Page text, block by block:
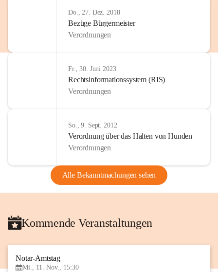
Do., 27. Dez. 2018
Bezüge Bürgermeister
Verordnungen
Fr., 30. Juni 2023
Rechtsinformationssystem (RIS)
Verordnungen
So., 9. Sept. 2012
Verordnung über das Halten von Hunden
Verordnungen
Alle Bekanntmachungen sehen
Kommende Veranstaltungen
Notar-Amtstag
Mi., 11. Nov., 15:30